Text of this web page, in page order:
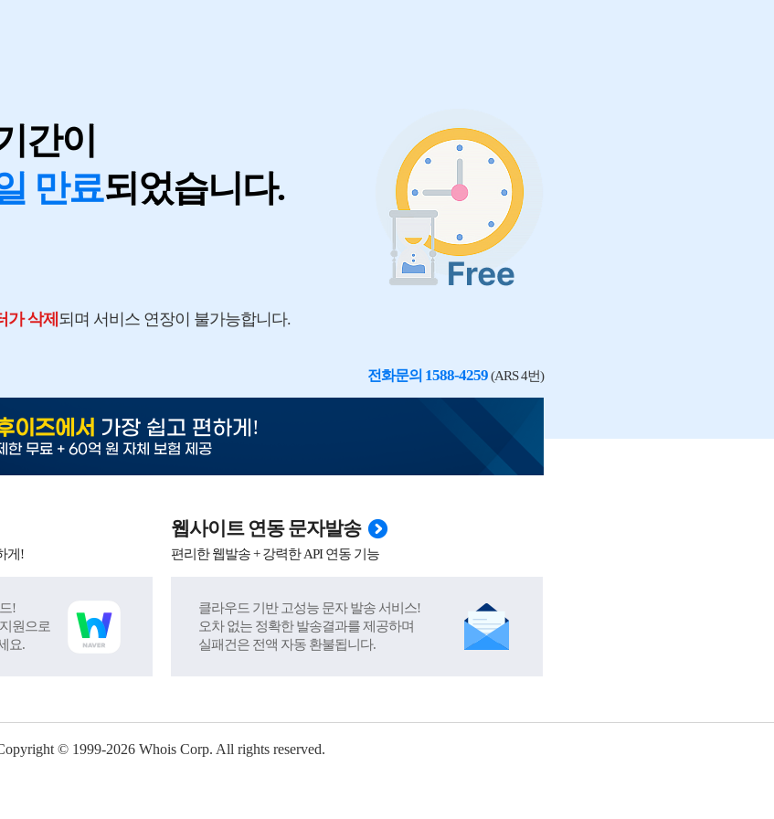
간이
만료되었습니다.
가 삭제 되며 서비스 연장이 불가능합니다.
전화문의 1588-4259(ARS 4번)
이즈에서 가장 쉽고 편하게 !
한 무료 + 60억 원 자체 보험 제공
게!
!
원으로
요.
웹사이트 연동 문자발송
편리한 웹발송 + 강력한 API 연동 기능
클라우드 기반 고성능 문자 발송 서비스!
오차 없는 정확한 발송결과를 제공하며
실패건은 전액 자동 환불됩니다.
© 1999-2026Whois Corp. All rights reserved.